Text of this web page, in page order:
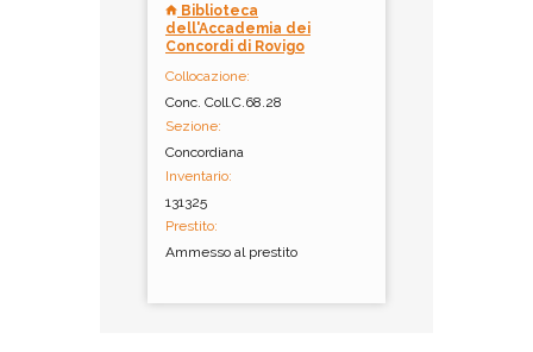
Biblioteca
dell'Accademia dei
Concordi di Rovigo
Collocazione:
Conc. Coll.C.68.28
Sezione:
Concordiana
Inventario:
131325
Prestito:
Ammesso al prestito